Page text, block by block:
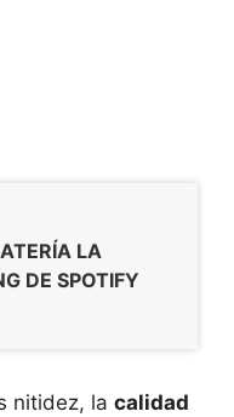
LA
DE SPOTIFY
nitidez, la calidad